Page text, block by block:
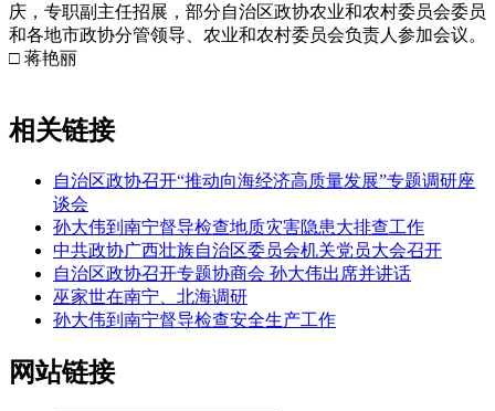
庆，专职副主任招展，部分自治区政协农业和农村委员会委员
和各地市政协分管领导、农业和农村委员会负责人参加会议。
□ 蒋艳丽
相关链接
自治区政协召开“推动向海经济高质量发展”专题调研座
谈会
孙大伟到南宁督导检查地质灾害隐患大排查工作
中共政协广西壮族自治区委员会机关党员大会召开
自治区政协召开专题协商会 孙大伟出席并讲话
巫家世在南宁、北海调研
孙大伟到南宁督导检查安全生产工作
网站链接